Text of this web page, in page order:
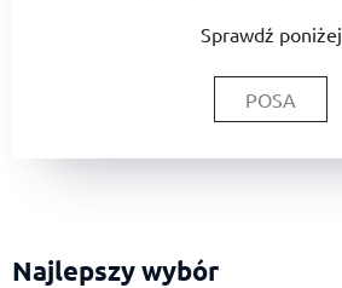
Sprawdź poniżej
POSA
Najlepszy wybór